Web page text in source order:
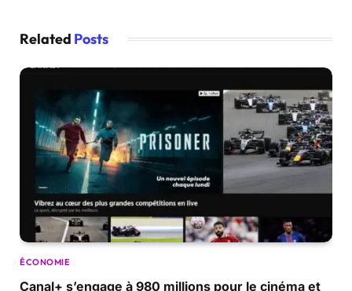
Related Posts
ÉCONOMIE
Canal+ s’engage à 980 millions pour le cinéma et